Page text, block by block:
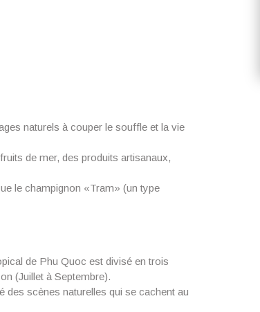
naturels à couper le souffle et la vie
de mer, des produits artisanaux,
le champignon «Tram» (un type
de Phu Quoc est divisé en trois
(Juillet à Septembre).
des scènes naturelles qui se cachent au